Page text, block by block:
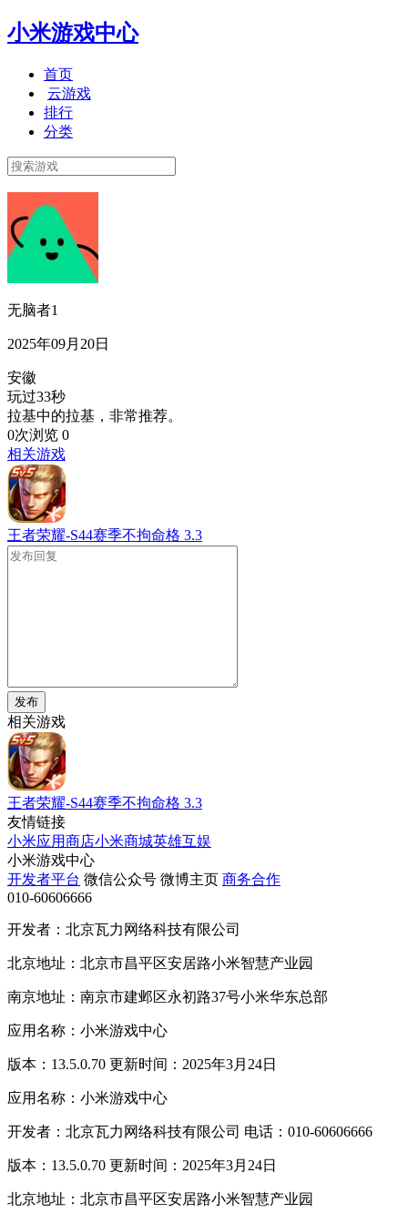
小米游戏中心
首页
云游戏
排行
分类
无脑者1
2025年09月20日
安徽
玩过33秒
拉基中的拉基，非常推荐。
0次浏览 0
相关游戏
王者荣耀-S44赛季不拘命格 3.3
发布
相关游戏
王者荣耀-S44赛季不拘命格 3.3
友情链接
小米应用商店小米商城英雄互娱
小米游戏中心
开发者平台 微信公众号 微博主页 商务合作
010-60606666
开发者：北京瓦力网络科技有限公司
北京地址：北京市昌平区安居路小米智慧产业园
南京地址：南京市建邺区永初路37号小米华东总部
应用名称：小米游戏中心
版本：13.5.0.70 更新时间：2025年3月24日
应用名称：小米游戏中心
开发者：北京瓦力网络科技有限公司 电话：010-60606666
版本：13.5.0.70 更新时间：2025年3月24日
北京地址：北京市昌平区安居路小米智慧产业园